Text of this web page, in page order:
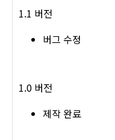
1.1 버전
버그 수정
1.0 버전
제작 완료